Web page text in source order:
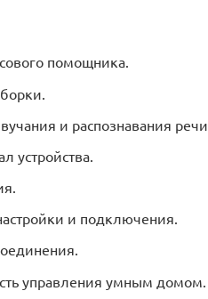
помощника.
и распознавания речи.
устройства.
и подключения.
управления умным домом.